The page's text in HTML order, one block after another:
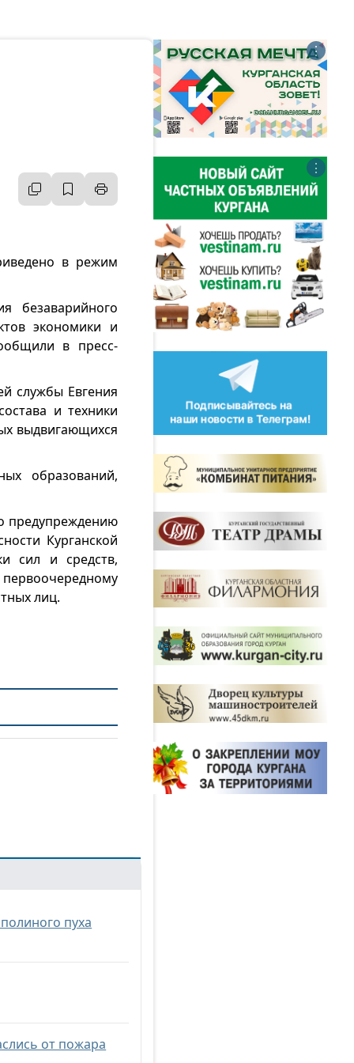
в режим
безаварийного
экономики и
в пресс-
службы Евгения
и техники
выдвигающихся
образований,
предупреждению
Курганской
сил и средств,
лиц.
пуха
от пожара
⋮
⋮